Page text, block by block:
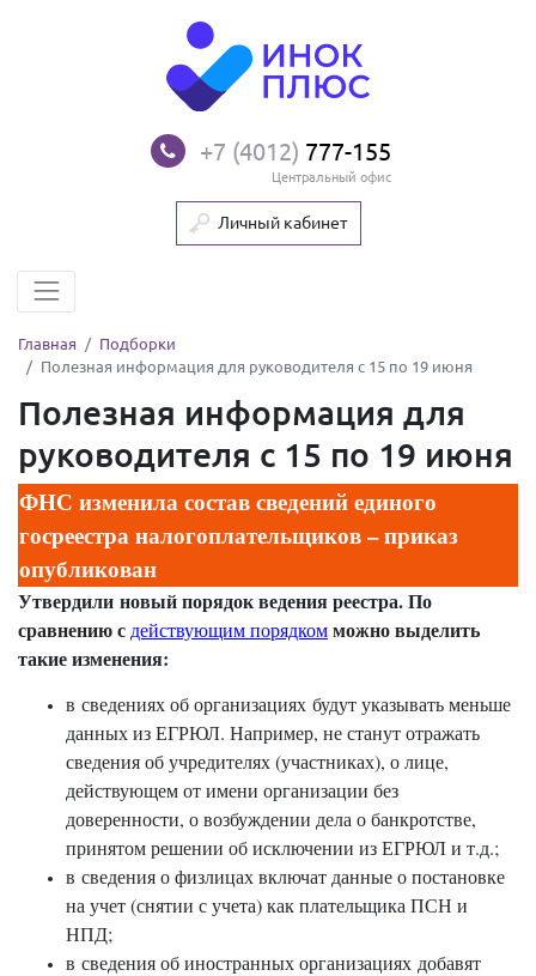
+7 (4012) 777-155
Центральный офис
Личный кабинет
Главная
Подборки
Полезная информация для руководителя с 15 по 19 июня
Полезная информация для
руководителя с 15 по 19 июня
ФНС изменила состав сведений единого
госреестра налогоплательщиков – приказ
опубликован
Утвердили новый порядок ведения реестра. По
сравнению с действующим порядкомможно выделить
такие изменения:
в сведениях об организациях будут указывать меньше
данных из ЕГРЮЛ. Например, не станут отражать
сведения об учредителях (участниках), о лице,
действующем от имени организации без
доверенности, о возбуждении дела о банкротстве,
принятом решении об исключении из ЕГРЮЛ и т.д.;
в сведения о физлицах включат данные о постановке
на учет (снятии с учета) как плательщика ПСН и
НПД;
в сведения об иностранных организациях добавят